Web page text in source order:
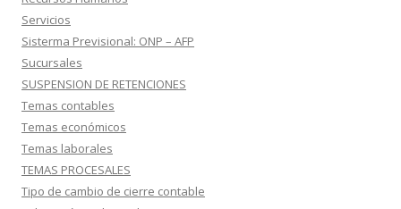
Servicios
Sisterma Previsional: ONP – AFP
Sucursales
SUSPENSION DE RETENCIONES
Temas contables
Temas económicos
Temas laborales
TEMAS PROCESALES
Tipo de cambio de cierre contable